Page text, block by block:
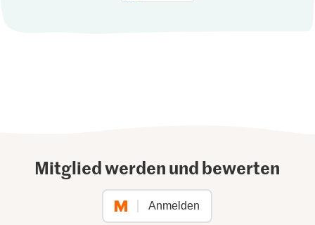
Mitglied werden und bewerten
Anmelden